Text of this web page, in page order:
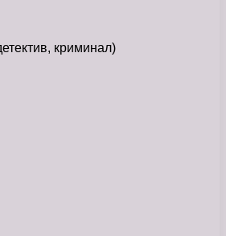
криминал)